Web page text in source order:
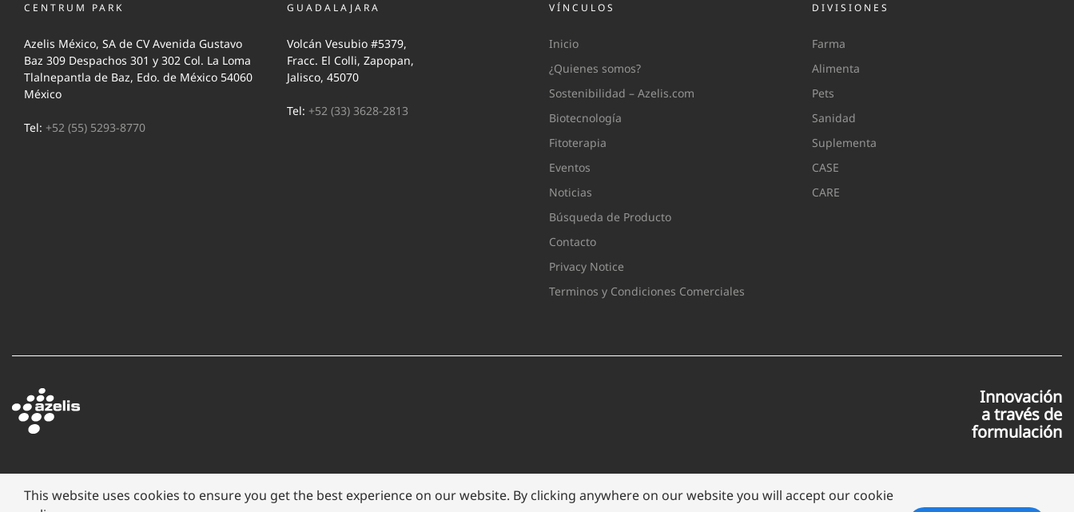
CENTRUM PARK
Azelis México, SA de CV Avenida Gustavo
Baz 309 Despachos 301 y 302 Col. La Loma
Tlalnepantla de Baz, Edo. de México 54060
México
Tel: +52 (55) 5293-8770
GUADALAJARA
Volcán Vesubio #5379,
Fracc. El Colli, Zapopan,
Jalisco, 45070
Tel: +52 (33) 3628-2813
VÍNCULOS
Inicio
¿Quienes somos?
Sostenibilidad – Azelis.com
Biotecnología
Fitoterapia
Eventos
Noticias
Búsqueda de Producto
Contacto
Privacy Notice
Terminos y Condiciones Comerciales
DIVISIONES
Farma
Alimenta
Pets
Sanidad
Suplementa
CASE
CARE
Innovación
a través de
formulación
This website uses cookies to ensure you get the best experience on our website. By clicking anywhere on our website you will accept our cookie